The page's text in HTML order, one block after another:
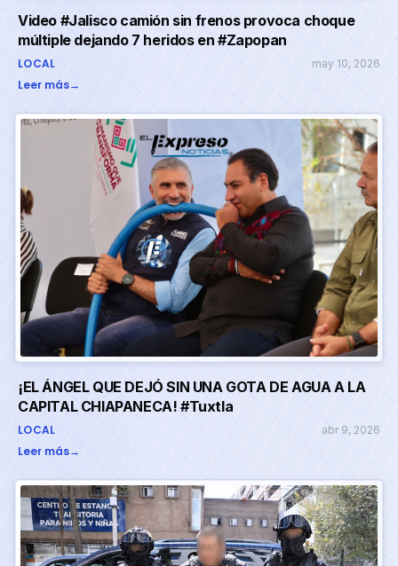
Video #Jalisco camión sin frenos provoca choque
múltiple dejando 7 heridos en #Zapopan
LOCAL may 10, 2026
Leer más→
¡EL ÁNGEL QUE DEJÓ SIN UNA GOTA DE AGUA A LA
CAPITAL CHIAPANECA! #Tuxtla
LOCAL abr 9, 2026
Leer más→